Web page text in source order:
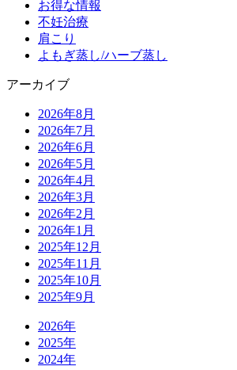
お得な情報
不妊治療
肩こり
よもぎ蒸し/ハーブ蒸し
アーカイブ
2026年8月
2026年7月
2026年6月
2026年5月
2026年4月
2026年3月
2026年2月
2026年1月
2025年12月
2025年11月
2025年10月
2025年9月
2026年
2025年
2024年